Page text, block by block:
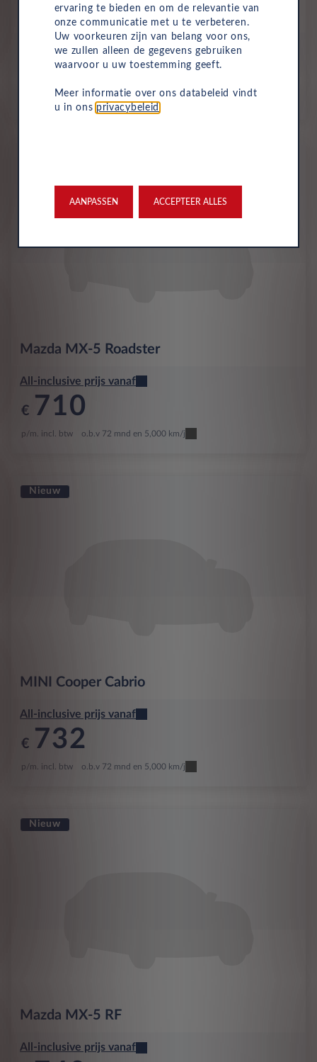
Abarth 500e
All-inclusive prijs vanaf
616
o.b.v 72 mnd en 5,000 km/j
Mazda MX-5 Roadster
All-inclusive prijs vanaf
€ 710
p/m. incl. btw o.b.v 72 mnd en 5,000 km/j
Nieuw
MINI Cooper Cabrio
All-inclusive prijs vanaf
€ 732
p/m. incl. btw o.b.v 72 mnd en 5,000 km/j
Nieuw
Mazda MX-5 RF
All-inclusive prijs vanaf
ervaring te bieden en om de relevantie van
onze communicatie met u te verbeteren.
Uw voorkeuren zijn van belang voor ons,
we zullen alleen de gegevens gebruiken
waarvoor u uw toestemming geeft.
Meer informatie over ons databeleid vindt
u in ons privacybeleid
AANPASSEN ACCEPTEER ALLES